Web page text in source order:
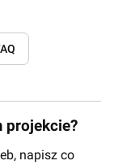
projekcie?
napisz co